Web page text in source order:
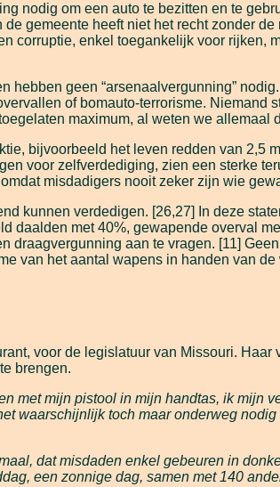
nodig om een auto te bezitten en te
gemeente heeft niet het recht zonder de
corruptie, enkel toegankelijk voor rijken,
hebben geen “arsenaalvergunning”
of bomauto-terrorisme. Niemand
maximum, al weten we allemaal
bijvoorbeeld het leven redden van 2,5
voor zelfverdediging, zien een sterke
misdadigers nooit zeker zijn wie
kunnen verdedigen. [26,27] In deze
daalden met 40%, gewapende overval
draagvergunning aan te vragen. [11]
van het aantal wapens in handen van
voor de legislatuur van Missouri. Haar
brengen.
met mijn pistool in mijn handtas, ik mijn
waarschijnlijk toch maar onderweg nodig
dat misdaden enkel gebeuren in
een zonnige dag, samen met 140